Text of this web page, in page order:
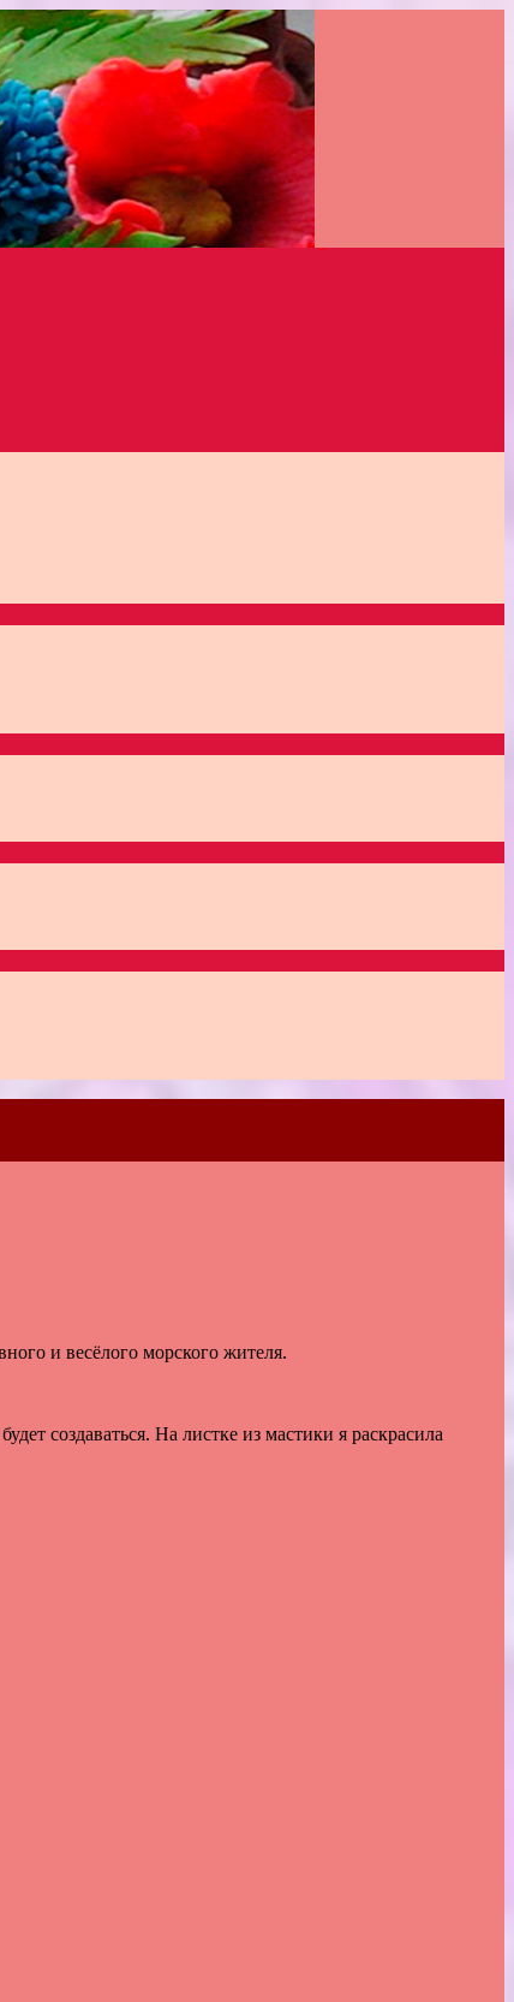
и весёлого морского жителя.
создаваться. На листке из мастики я раскрасила